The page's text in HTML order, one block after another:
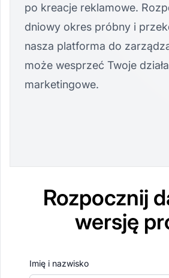
po kreacje reklamowe.
dniowy okres próbny i
nasza platforma do
może wesprzeć Twoje
marketingowe.
Rozpocznij
wersję
Imię i nazwisko